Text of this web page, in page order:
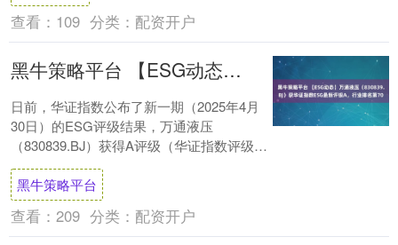
查看： 109 分类： 配资开户
黑牛策略平台 【ESG动态】万通液压（830839.BJ）获华证指数ESG最新评级A，行业排名第70
日前，华证指数公布了新一期（2025年4月
30日）的ESG评级结果，万通液压
（830839.BJ）获得A评级（华证指数评级为
C起至AAA九档，C为最低档，AAA....
黑牛策略平台
查看： 209 分类： 配资开户